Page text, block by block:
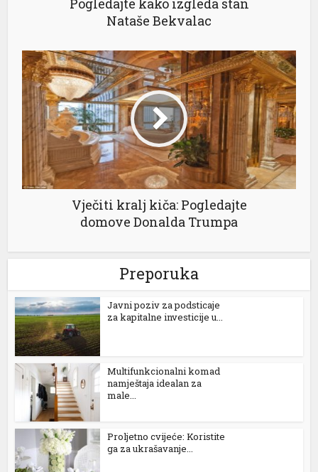
Pogledajte kako izgleda stan
Nataše Bekvalac
Vječiti kralj kiča: Pogledajte
domove Donalda Trumpa
Preporuka
Јavni poziv za podsticaje
za kapitalne investicije u...
Multifunkcionalni komad
namještaja idealan za
male...
Proljetno cvijeće: Koristite
ga za ukrašavanje...